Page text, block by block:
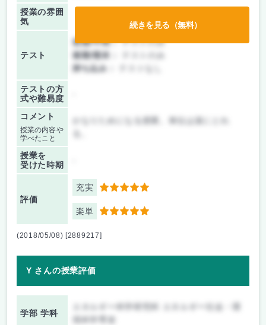
授業の雰囲
気
テスト
前期/中間：テストのみ
後期/期末：
持ち込み：
テストの方
式や難易度
コメント
授業の内容や
学べたこと
授業を
受けた時期
評価
充実 5
楽単 5
続きを見る（無料）
(2018/05/08) [2889217]
Y さんの授業評価
学部 学科
エネルギー科学研究科 エネルギー社会・環